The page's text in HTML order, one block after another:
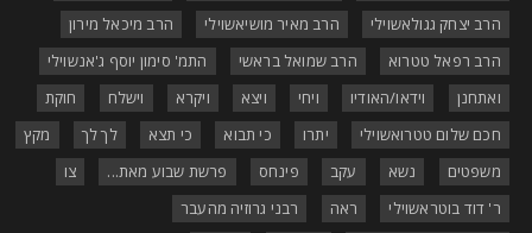
הרב יצחק גגולאשוילי
הרב מאיר מושיאשוילי
הרב מיכאל מירון
הרב רפאל טטרוא
הרב שמואל בראשי
התמ' סימון יוסף ג'אנשוילי
ואתחנן
וידאו/האודיו ויחי ויצא ויקרא וישלח
חוקת
חכם שלום טטרואשוילי
יתרו כי תבוא כי תצא לך לך
מקץ
משפטים
נשא עקב פינחס פרשת שבוע מאת...
ר' דוד בוטראשוילי
ראה רבני גרוזיה מהעבר